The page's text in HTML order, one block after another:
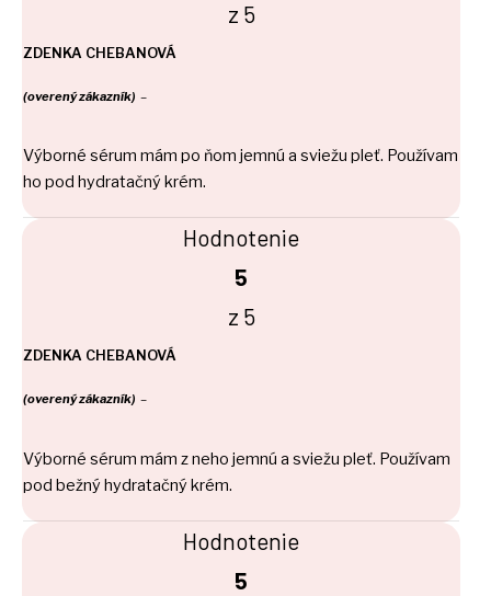
z 5
ZDENKA CHEBANOVÁ
(overený zákazník) –
Výborné sérum mám po ňom jemnú a sviežu pleť. Používam
ho pod hydratačný krém.
Hodnotenie
5
z 5
ZDENKA CHEBANOVÁ
(overený zákazník) –
Výborné sérum mám z neho jemnú a sviežu pleť. Používam
pod bežný hydratačný krém.
Hodnotenie
5